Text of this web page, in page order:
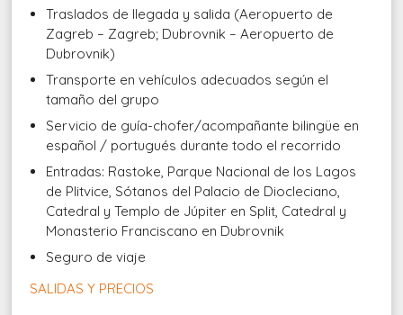
Traslados de llegada y salida (Aeropuerto de
Zagreb – Zagreb; Dubrovnik – Aeropuerto de
Dubrovnik)
Transporte en vehículos adecuados según el
tamaño del grupo
Servicio de guía-chofer/acompañante bilingüe en
español / portugués durante todo el recorrido
Entradas: Rastoke, Parque Nacional de los Lagos
de Plitvice, Sótanos del Palacio de Diocleciano,
Catedral y Templo de Júpiter en Split, Catedral y
Monasterio Franciscano en Dubrovnik
Seguro de viaje
SALIDAS Y PRECIOS